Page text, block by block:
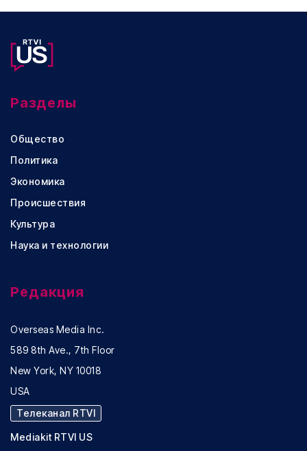
Разделы
Общество
Политика
Экономика
Происшествия
Культура
Наука и технологии
Редакция
Overseas Media Inc.
589 8th Ave., 7th Floor
New York, NY 10018
USA
Телеканал RTVI
Mediakit RTVI US